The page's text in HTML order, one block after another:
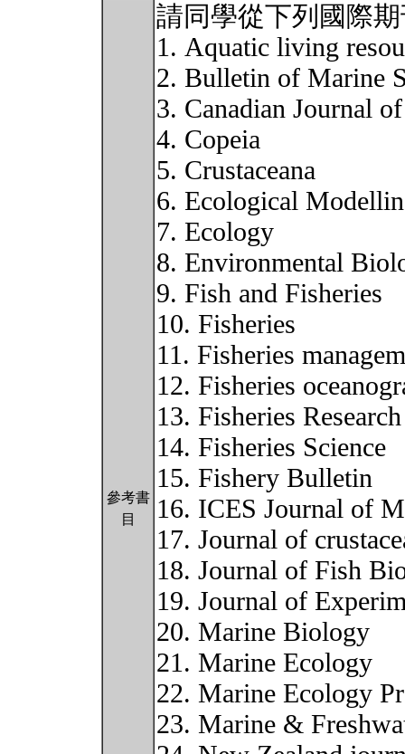
參考書
目
請同學從下列國際
1. Aquatic living
2. Bulletin of Marine
3. Canadian Journal
4. Copeia
5. Crustaceana
6. Ecological
7. Ecology
8. Environmental
9. Fish and Fisheries
10. Fisheries
11. Fisheries
12. Fisheries
13. Fisheries Research
14. Fisheries Science
15. Fishery Bulletin
16. ICES Journal of
17. Journal of
18. Journal of Fish
19. Journal of
20. Marine Biology
21. Marine Ecology
22. Marine Ecology
23. Marine &